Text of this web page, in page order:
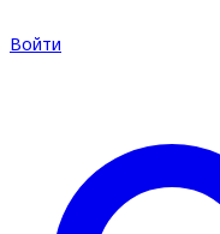
Войти